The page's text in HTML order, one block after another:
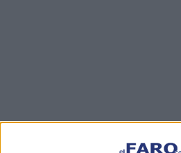
Vídeo y fotos: María F. / Fotos: F.M.